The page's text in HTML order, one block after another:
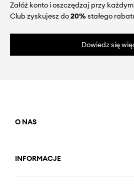
Załóż konto i oszczędzaj przy
Club zyskujesz do20%stałego
Dowiedz się
O NAS
INFORMACJE